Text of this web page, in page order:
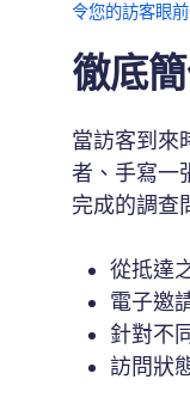
令您的訪客眼
徹底
當訪客到來
者、手寫一
完成的調查
從抵達
電子邀
針對不
訪問狀